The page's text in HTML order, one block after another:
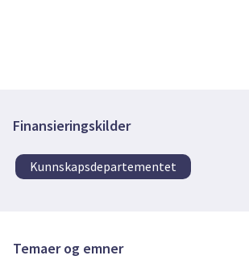
Finansieringskilder
Kunnskapsdepartementet
Temaer og emner